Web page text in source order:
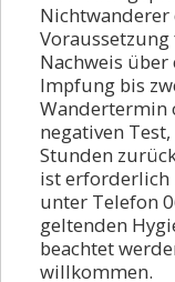
Nichtwanderer
Nachweis
Impfung bis
Wandertermin
negativen
Stunden
ist erforderlich
unter Telefon
geltenden
beachtet
willkommen.